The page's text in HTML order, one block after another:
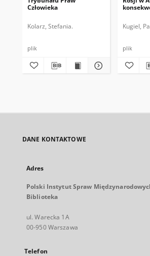
Człowieka
Kolarz, Stefania.
plik
Kugiel,
plik
DANE KONTAKTOWE
Adres
Polski Instytut Spraw
Biblioteka
ul. Warecka 1A
00-950 Warszawa
Telefon